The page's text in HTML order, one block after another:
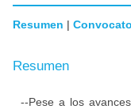
Resumen |
Resumen
--Pese a los